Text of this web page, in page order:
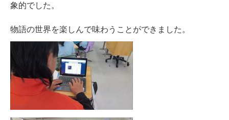
象的でした。
物語の世界を楽しんで味わうことができました。